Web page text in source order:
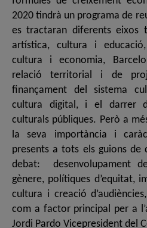
2020 tindrà un programa de
es tractaran diferents eixos
artística, cultura i
cultura i economia,
relació territorial i de
finançament del sistema
cultura digital, i el darrer
culturals públiques. Però a
la seva importància i
presents a tots els guions de
debat: desenvolupament
gènere, polítiques d’equitat,
cultura i creació
com a factor principal per a
Jordi Pardo Vicepresident del